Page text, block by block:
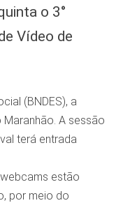
o 3°
Vídeo de
(BNDES), a
A sessão
terá entrada
estão
por meio do